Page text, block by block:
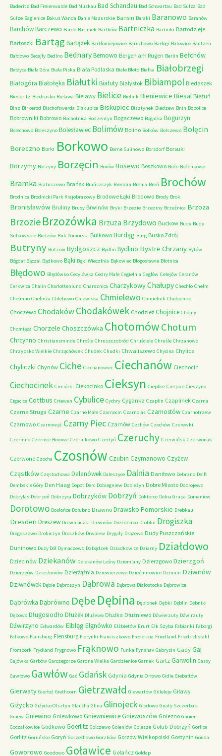
Baderitz Bad Freienwalde Bad Muskau Bad Schandau Bad Schwartau Bad Sulza Bad
Sulze Bagienice Bakus Wanda Banie Mazurskie Bansin Baraki Baranowo Baranów
BarchówBarczewo Bardo Barlinek Bartków Bartniczka Bartniki Bartodzieje
Bartoszki Bartąg Bartążek Bartłomiejowice Baruchowo Barłogi Batowice Bautzen
Bałdowo Becejły Bedlno BednaryBemowo Bergen am Rugen Berlin Bełchów
Bełżyce Biała Góra Biała Piska Biała Podlaska Białe Błoto Białka Białobrzegi
Białogóra Białołęka Białutki Białuty Białystok Bibiampol Biedaszek
Biederitz Biedrusko Bielawa Bielawy Bielice Bielnik Bieniewice Biesal Bieżuń
Binz Birkerod Bischofswerda Biskupice Biskupiec Bisztynek Bledzew Bnin Bobolice
Bobrowniki Bobrowo Bochotnica Bodzentyn Bogaczewo Bogatka Bogurzyn
Bolechowo Boleszyno Bolesławiec Bolimów Bolino Bolków Bolszewo Bolęcin
Boreczno Borki Borkowo Borne Sulinowo Borsdorf Borsuki
Borzymy Borzyny Borzęcin Borów Bosewo Boszkowo Boże Bożenkowo
Bramka Bratuszewo Brańsk Brańszczyk Breddin Brema Breń Brochów
Brodnica Brodnicki Park Krajobrazowy Brodowe Łąki Brodowo Brody Brok
Bronisławów Bruliny Brusy Brwinów Bryki Brzezie Brzeziny Brzeźnica Brzoza
Brzozie Brzozówka Brzuza Brzydowo Buckow Budy Budy
Sulkowskie Budzów Buk Pomorski Bulkowo Burdąg Burg Busko Zdrój
Butryny Butzow Bydgoszcz Bydlin Bydlino Bystre Chrzany Bytów
Bógdał Bączal Bądkowo Bąki Bąki Wieczfnia Bąkowiec Błogosławie Błotnica
Błędowo Błędówko Cecylówka Cedry Małe Cegielnia Cegłów Celejów Ceranów
Cerkwica Chalin Charlottenlund Charsznica CharzykowyChałupy Chechło Chełm
Chełmno Chełmża Chlebowo Chlewiska Chmielewo Chmielnik Chobienice
Choczewo ChodakówChodakówek Chodzież Chojnice Chojny
Chomiąża Chorzele Choszczówka ChotomówChotum
Chrcynno Christiansminde Chrośle Chruszczobród Chruściele Chruśle Chrzanowo
Chrzypsko Wielkie Chrząchówek Chudek Chudki Chwaliszewo Chycina Chylice
Chyliczki Chynów Ciche Ciechanowiec Ciechanów Ciechocin
Ciechocinek Cieciórki Ciekocinko Cieksyn Cieplice Cierpice Cieszyno
Cigacice Cottbus Criewen Cybulice Cychry Cyganka Czaplin Czaplinek Czarna
Czarna Struga Czarne Czarne Małe Czarnocin Czarnolas Czarnostów Czarnotrzew
Czarnowo Czarnowąż Czarny Piec Czarnów Czchów Czechów Czerewki
Czermno Czernice Borowe Czernikowo Czertyń Czeruchy Czerwińsk Czerwonak
Czerwone Czocha Czosnów Czubin Czymanowo Czyżew
Cząstków Częstochowa Dalanówek Daleszyce Dalnia Daniłowo Debrzno Delft
Dembskie Góry Den Haag Depot Derc Dobiegniew Dobieżyn Dobre Miasto Dobrojewo
Dobrylas Dobrzeń Dobrzyca Dobrzyków Dobrzyń Doktorce Dolna Grupa Domaniew
Dorotowo Dosłońce Dołubno Drawno Drawsko Pomorskie Drebkau
Dresden Dreszew Drewniaczki Drewnów Drezdenko Droblin Drogiszka
Drogoszewo Drohiczyn Droszków Drwalew Drygały Drążewo Dudy Puszczańskie
Duninowo Duży Dół Dymaczewo Dzbądzek Dziadkowice Dziarny Działdowo
Dziecinów Dziekanów Dziekanów Leśny Dziemiany Dzierzgowo Dzierzgoń
Dzierzgów Dzierżoniów Dzierżążnia Dziewierzewo Dziećmirowice Dziunin Dziwnów
Dziwnówek Dąbie Dąbroszyn Dąbrowa Dąbrowa Białostocka Dąbrowice
Dąbrówka Dąbrówno Dębe Dębina Dębionek Dębki Dęblin Dębniki
Dębowo Długosiodło Dłużek Dłużewo Dłużka Dłużniewo Dźwierzuty Dźwirzuty
Dźwirzyno Edwardów Elbląg Elgnówko Elżbietów Erurt Ełk Szyba Fabianki Faborgi
Falkowo Flansburg Flensburg Florynki Franciszkowo Fredericia Friedland Friedrichstahl
Frombork Frydland Frygnowo Frąknowo Funka Fynshav Gabrysin Gady Gaj
Gajówka Garbów Garczegorze Gardna Wielka Gardzienice Garnek Gartz Garwolin Gassy
Gawłowo Gawłów Gać Gdańsk Gdynia Gdynia Orłowo Gidle Giebałtów
Gierwaty Gierłoż Giethoorn Gietrzwałd Giewartów Gilleleje Giławy
Giżycko Giżycko Olsztyn Glaucha Glina Glinojeck Glodowo Gnaty Szczerbaki
Gniew Gniewino Gniewkowo GniewniewiceGniewoszów Gniezno Gnoien
Goczałkowice Godkowo Goerlitz Golczewo Goleniów Golesze Golub-Dobrzyń Gorlice
Gorlitz Goruńsko Goryń Gorzechowo Gorzków Gorzów Wielkopolski Gostynin Gouda
Goworowo Gozdowo Goławice Gołańcz Gołdap